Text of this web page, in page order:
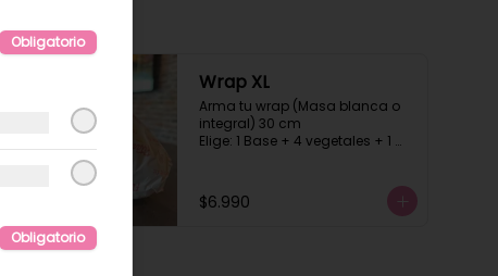
Wrap XL
Arma tu wrap (Masa blanca o
integral) 30 cm
Elige: 1 Base + 4 vegetales + 1
$6.990
Obligatorio
Obligatorio